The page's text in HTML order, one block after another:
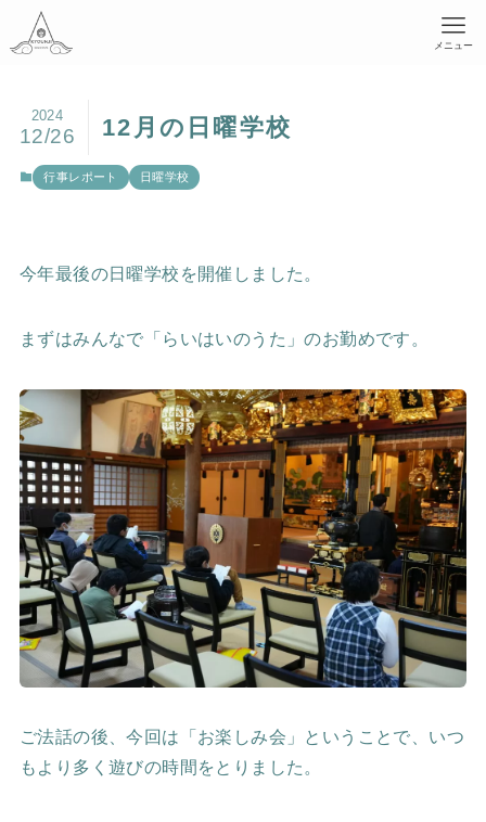
メニュー
12月の日曜学校
2024
12/26
行事レポート 日曜学校
今年最後の日曜学校を開催しました。
まずはみんなで「らいはいのうた」のお勤めです。
ご法話の後、今回は「お楽しみ会」ということで、いつ
もより多く遊びの時間をとりました。